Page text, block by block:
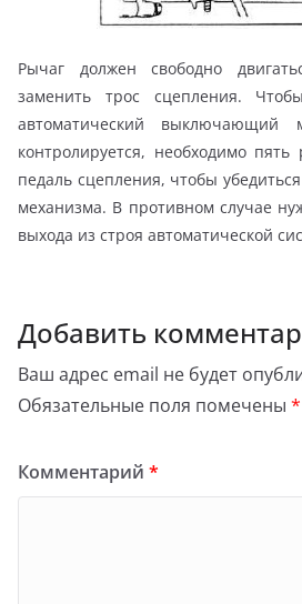
Рычаг должен свободно
заменить трос сцепления.
автоматический выключающий
контролируется, необходимо
педаль сцепления, чтобы
механизма. В противном случае
выхода из строя автоматической
Добавить
Ваш адрес email не будет
Обязательные поля помечены *
Комментарий *